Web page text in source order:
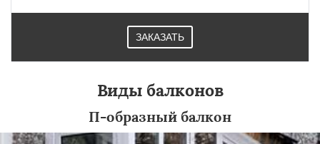
ЗАКАЗАТЬ
Виды балконов
П-образный балкон